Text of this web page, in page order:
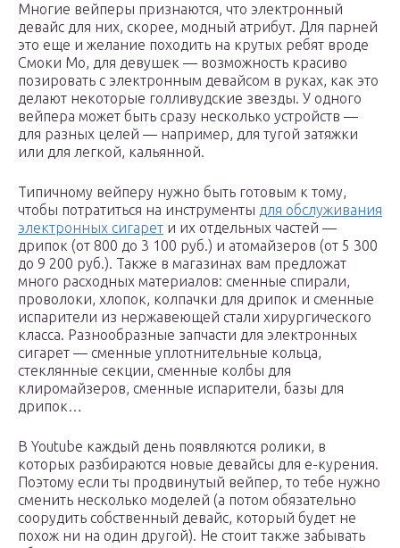
Многие вейперы признаются, что электронный
девайс для них, скорее, модный атрибут. Для парней
это еще и желание походить на крутых ребят вроде
Смоки Мо, для девушек — возможность красиво
позировать с электронным девайсом в руках, как это
делают некоторые голливудские звезды. У одного
вейпера может быть сразу несколько устройств —
для разных целей — например, для тугой затяжки
или для легкой, кальянной.
Типичному вейперу нужно быть готовым к тому,
чтобы потратиться на инструменты для обслуживания
электронных сигарет и их отдельных частей —
дрипок (от 800 до 3 100 руб.) и атомайзеров (от 5 300
до 9 200 руб.). Также в магазинах вам предложат
много расходных материалов: сменные спирали,
проволоки, хлопок, колпачки для дрипок и сменные
испарители из нержавеющей стали хирургического
класса. Разнообразные запчасти для электронных
сигарет — сменные уплотнительные кольца,
стеклянные секции, сменные колбы для
клиромайзеров, сменные испарители, базы для
дрипок…
В Youtube каждый день появляются ролики, в
которых разбираются новые девайсы для е-курения.
Поэтому если ты продвинутый вейпер, то тебе нужно
сменить несколько моделей (а потом обязательно
соорудить собственный девайс, который будет не
похож ни на один другой). Не стоит также забывать